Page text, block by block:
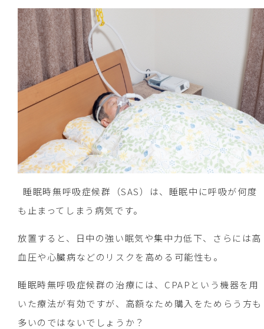
睡眠時無呼吸症候群（SAS）は、睡眠中に呼吸が何度
も止まってしまう病気です。
放置すると、日中の強い眠気や集中力低下、さらには高
血圧や心臓病などのリスクを高める可能性も。
睡眠時無呼吸症候群の治療には、CPAPという機器を用
いた療法が有効ですが、高額なため購入をためらう方も
多いのではないでしょうか？